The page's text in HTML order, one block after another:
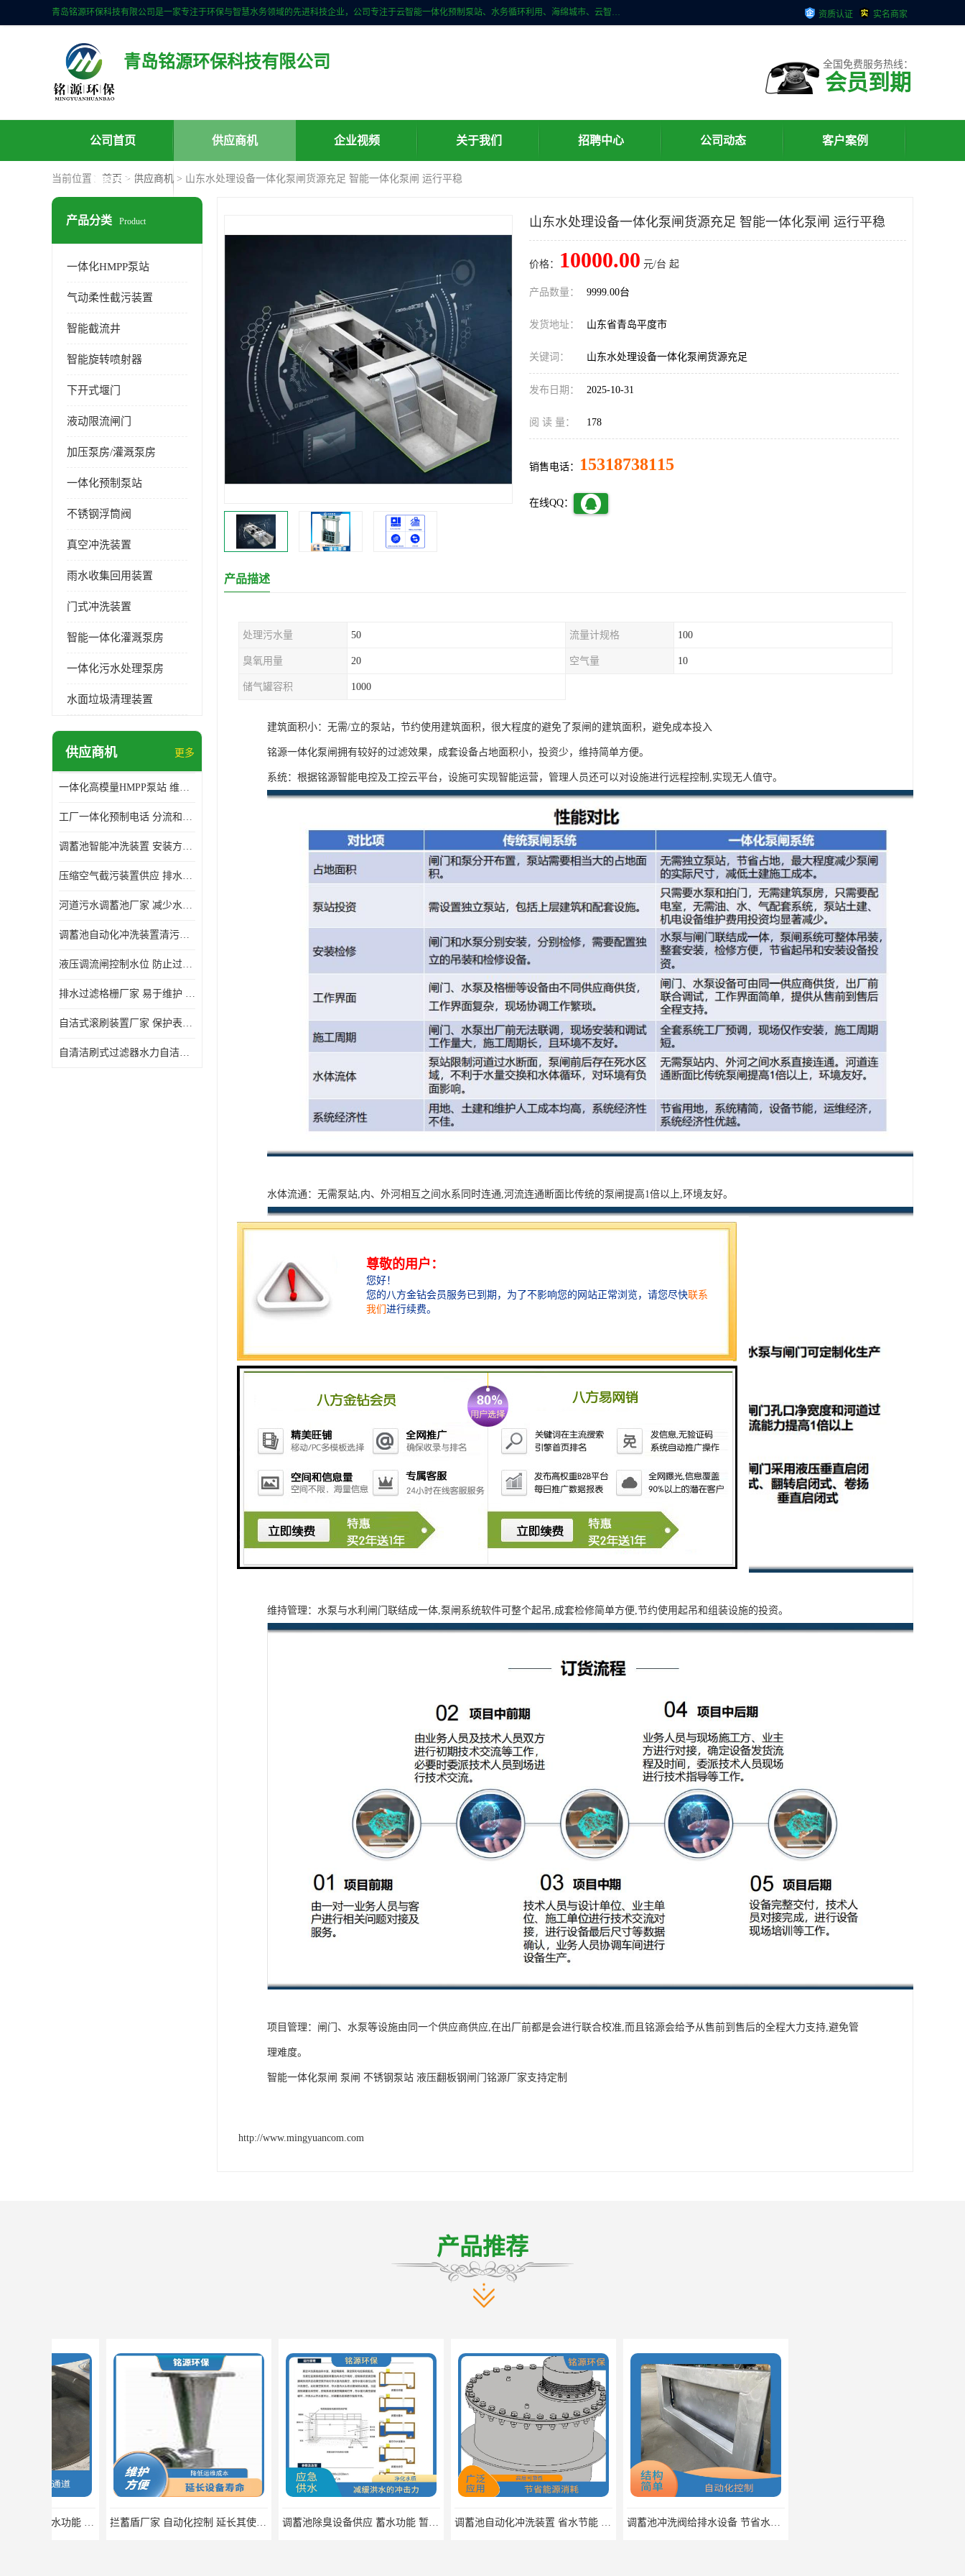
青岛铭源环保科技有限公司是一家专注于环保与智慧水务领域的先进科技企业，公司专注于云智能一体化预制泵站、水务循环利用、海绵城市、云智慧水务开发及新型环保技术研发等领域。铭源环保以为客户提供优质产品、专业技术服务为己任。为客户提供量身定制方案，提供多种配置方案满足实际使用要求。严控供货周期，并提供高标准后期维护。以环保为己任，视质量如生命，以技术做先导，靠诚信赢客户。 资质认证 实名商家
青岛铭源环保科技有限公司 全国免费服务热线：
会员到期
公司首页 供应商机 企业视频 关于我们 招聘中心 公司动态 客户案例
联系方式
当前位置： 首页 > 供应商机 > 山东水处理设备一体化泵闸货源充足 智能一体化泵闸 运行平稳
产品分类 Product
一体化HMPP泵站
气动柔性截污装置
智能截流井
智能旋转喷射器
下开式堰门
液动限流闸门
加压泵房/灌溉泵房
一体化预制泵站
不锈钢浮筒阀
真空冲洗装置
雨水收集回用装置
门式冲洗装置
智能一体化灌溉泵房
一体化污水处理泵房
水面垃圾清理装置
供应商机 更多
一体化高模量HMPP泵站 维护方便 实现远距离输送
工厂一体化预制电话 分流和调节 可以截留固体废物
调蓄池智能冲洗装置 安装方便 多种喷洒模式
压缩空气截污装置供应 排水功能 控制地下水位的升降
河道污水调蓄池厂家 减少水污染 防止异味和污染
调蓄池自动化冲洗装置清污装置 维护方便 节约水资源
液压调流闸控制水位 防止过载 适应流量变化的要求
排水过滤格栅厂家 易于维护 保持栅条通畅
自洁式滚刷装置厂家 保护表面 节省能源
自清洁刷式过滤器水力自洁式滚刷 重量轻 使用寿命长
山东水处理设备一体化泵闸货源充足 智能一体化泵闸 运行平稳
价格： 10000.00 元/台 起
产品数量： 9999.00台
发货地址： 山东省青岛平度市
关键词： 山东水处理设备一体化泵闸货源充足
发布日期： 2025-10-31
阅 读 量： 178
销售电话： 15318738115
在线QQ：
产品描述
处理污水量 50 流量计规格 100
臭氧用量 20 空气量 10
储气罐容积 1000
建筑面积小：无需/立的泵站，节约使用建筑面积，很大程度的避免了泵闸的建筑面积，避免成本投入
铭源一体化泵闸拥有较好的过滤效果，成套设备占地面积小，投资少，维持简单方便。
系统：根据铭源智能电控及工控云平台，设施可实现智能运营，管理人员还可以对设施进行远程控制,实现无人值守。
水体流通：无需泵站,内、外河相互之间水系同时连通,河流连通断面比传统的泵闸提高1倍以上,环境友好。
维持管理：水泵与水利闸门联结成一体,泵闸系统软件可整个起吊,成套检修简单方便,节约使用起吊和组装设施的投资。
项目管理：闸门、水泵等设施由同一个供应商供应,在出厂前都是会进行联合校准,而且铭源会给予从售前到售后的全程大力支持,避免管
理难度。
智能一体化泵闸 泵闸 不锈钢泵站 液压翻板钢闸门铭源厂家支持定制
http://www.mingyuancom.com
产品推荐
拦蓄盾厂家 自动化控制 延长其使用寿命 调蓄池除臭设备供应 蓄水功能 暂时储存大量雨水 调蓄池自动化冲洗装置 省水节能 提高工作效率 调蓄池冲洗阀给排水设备 节省水资源 提高工作效率